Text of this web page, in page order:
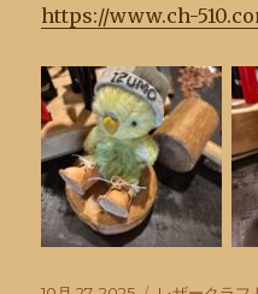
https://www.ch-